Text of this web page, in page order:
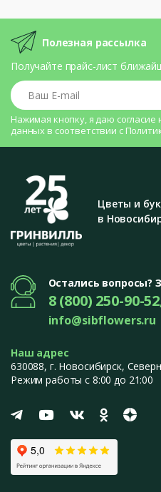
Полезная рассылка
Получайте прайс-лист
Ваш E-mail
Нажимая кнопку, я даю согласие
данных в соответствии с
Цветы и
в
Остались вопросы?
8 (800) 250-90-52
info@sibflowers.ru
Наш адрес
630088, г. Новосибирск,
Режим работы с 8:00 до 21:00